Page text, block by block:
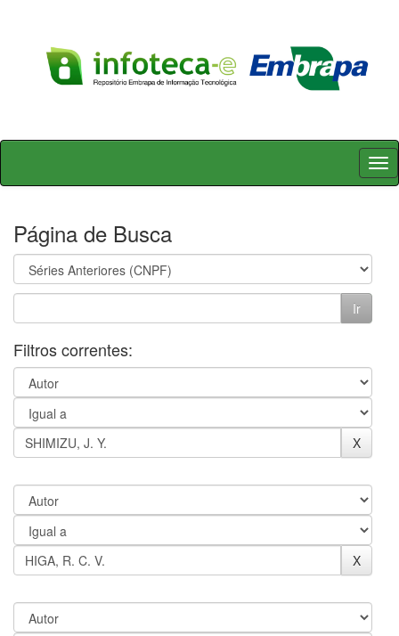
Skip
Página de Busca
Filtros correntes: